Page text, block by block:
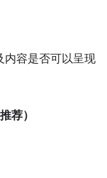
内容是否可以呈现
荐）